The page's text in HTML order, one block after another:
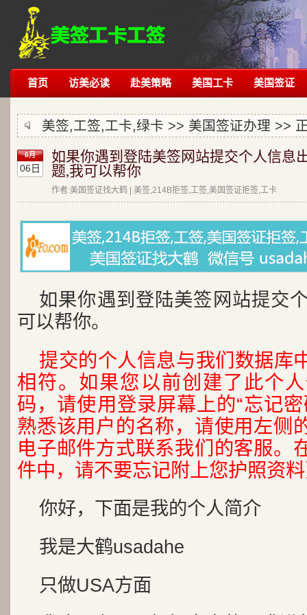
首页 访美必读 赴美策略 美国工卡 美国签证
美签,工签,工卡,绿卡 >> 美国签证办理 >>
6月
06日
如果你遇到登陆美签网站提交个人信息
题,我可以帮你
作者:美国签证找大鹤 | 美签,214B拒签,工签,美国签证拒签,工卡
如果你遇到登陆美签网站提交
可以帮你。
提交的个人信息与我们数据库
相符。如果您以前创建了此个
码，请使用登录屏幕上的“忘记
熟悉该用户的名称，请使用左侧
电子邮件方式联系我们的客服。
件中，请不要忘记附上您护照资
你好，下面是我的个人简介
我是大鹤usadahe
只做USA方面